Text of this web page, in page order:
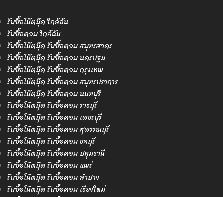
รับซื้อโน๊ตบุ๊ค ใกล้ฉัน
รับซื้อคอม ใกล้ฉัน
รับซื้อโน๊ตบุ๊ค รับซื้อคอม สมุทรสาคร
รับซื้อโน๊ตบุ๊ค รับซื้อคอม นครปฐม
รับซื้อโน๊ตบุ๊ค รับซื้อคอม กรุงเทพ
รับซื้อโน๊ตบุ๊ค รับซื้อคอม สมุทรปราการ
รับซื้อโน๊ตบุ๊ค รับซื้อคอม นนทบุรี
รับซื้อโน๊ตบุ๊ค รับซื้อคอม ราชบุรี
รับซื้อโน๊ตบุ๊ค รับซื้อคอม เพชรบุรี
รับซื้อโน๊ตบุ๊ค รับซื้อคอม สุพรรณบุรี
รับซื้อโน๊ตบุ๊ค รับซื้อคอม ชลบุรี
รับซื้อโน๊ตบุ๊ค รับซื้อคอม ปทุมธานี
รับซื้อโน๊ตบุ๊ค รับซื้อคอม แพร่
รับซื้อโน๊ตบุ๊ค รับซื้อคอม ลำปาง
รับซื้อโน๊ตบุ๊ค รับซื้อคอม เชียงใหม่